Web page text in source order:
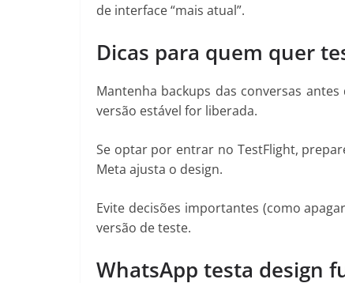
de interface “mais atual”.
Dicas para quem quer
Mantenha backups das conversas
versão estável for liberada.
Se optar por entrar no TestFlight,
Meta ajusta o design.
Evite decisões importantes (como
versão de teste.
WhatsApp testa design